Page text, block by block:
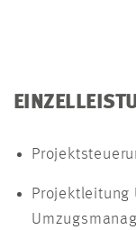
Projektleitung